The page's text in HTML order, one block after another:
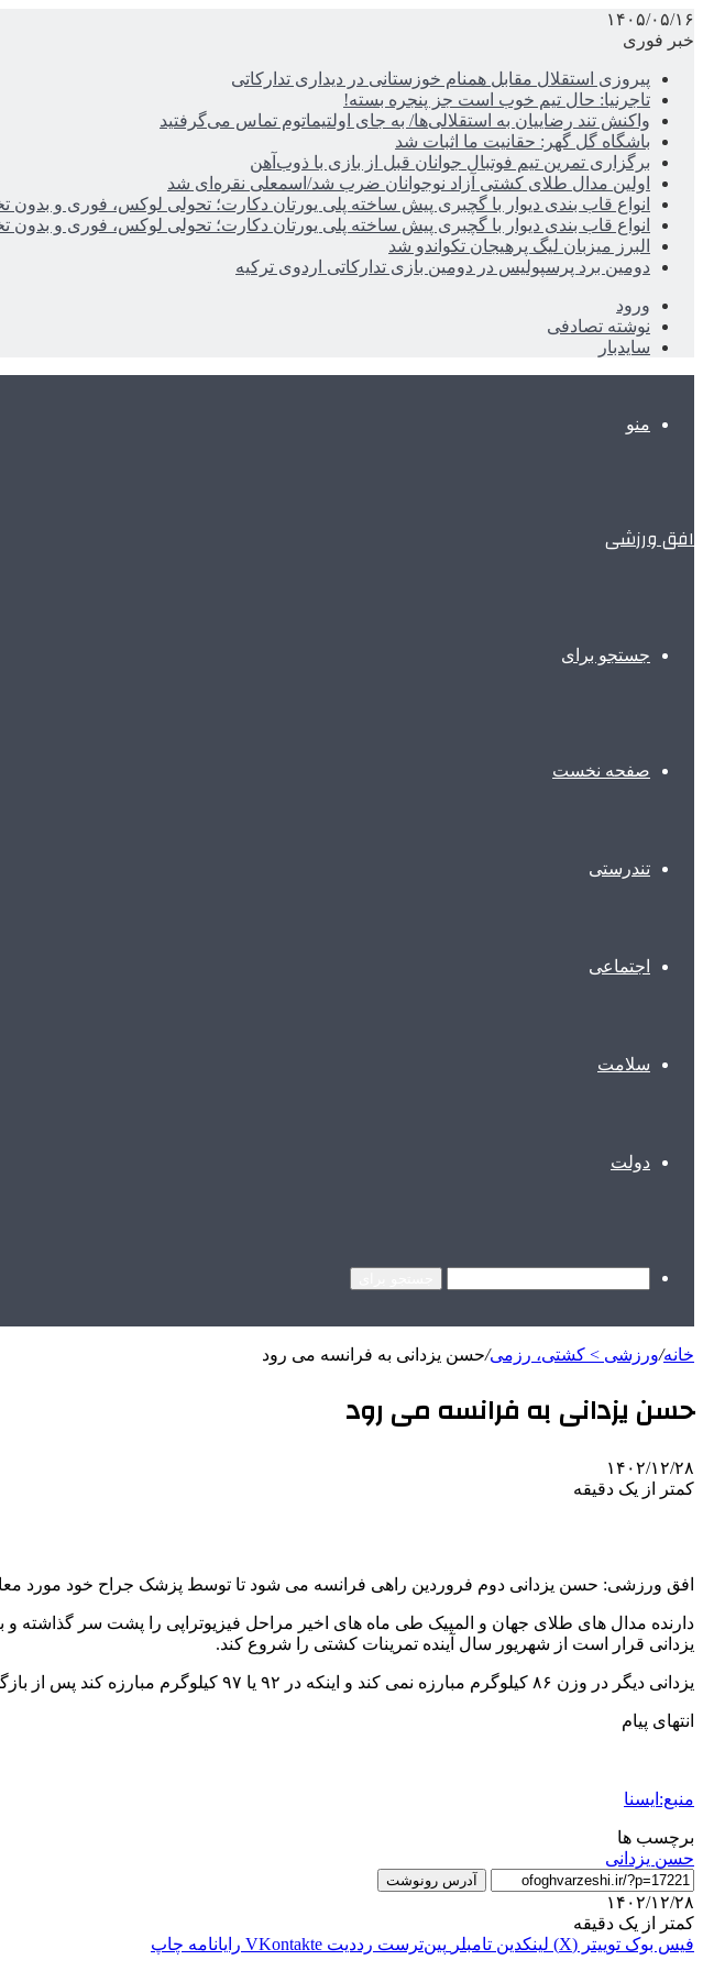
۱۴۰۵/۰۵/۱۶
خبر فوری
پیروزی استقلال مقابل همنام خوزستانی در دیداری تدارکاتی
تاجرنیا: حال تیم خوب است جز پنجره بسته!
واکنش تند رضاییان به استقلالی‌ها/ به جای اولتیماتوم تماس می‌گرفتید
باشگاه گل گهر: حقانیت ما اثبات شد
برگزاری تمرین تیم فوتبال جوانان قبل از بازی با ذوب‌آهن
اولین مدال طلای کشتی آزاد نوجوانان ضرب شد/اسمعلی نقره‌ای شد
انواع قاب بندی دیوار با گچبری پیش ساخته پلی یورتان دکارت؛ تحولی لوکس، فوری و بدون
انواع قاب بندی دیوار با گچبری پیش ساخته پلی یورتان دکارت؛ تحولی لوکس، فوری و بدون
البرز میزبان لیگ پرهیجان تکواندو شد
دومین برد پرسپولیس در دومین بازی تدارکاتی اردوی ترکیه
ورود
نوشته تصادفی
سایدبار
منو
افق ورزشی
جستجو برای
صفحه نخست
تندرستی
اجتماعی
سلامت
دولت
خانه/ورزشی > کشتی، رزمی/حسن یزدانی به فرانسه می رود
حسن یزدانی به فرانسه می رود
۱۴۰۲/۱۲/۲۸
کمتر از یک دقیقه
افق ورزشی: حسن یزدانی دوم فروردین راهی فرانسه می شود تا توسط پزشک جراح خود مورد
دارنده مدال های طلای جهان و المپیک طی ماه های اخیر مراحل فیزیوتراپی را پشت سر گذاشته و
یزدانی قرار است از شهریور سال آینده تمرینات کشتی را شروع کند.
یزدانی دیگر در وزن ۸۶ کیلوگرم مبارزه نمی کند و اینکه در ۹۲ یا ۹۷ کیلوگرم مبارزه کند پس از بازگشت به تمرینات مشخص خواهد شد.
انتهای پیام
منبع:ایسنا
برچسب ها
حسن یزدانی
آدرس رونوشت
۱۴۰۲/۱۲/۲۸
کمتر از یک دقیقه
فیس بوک توییتر (X) لینکدین ‫تامبلر ‫پین‌ترست ‫رددیت ‫VKontakte رایانامه چاپ